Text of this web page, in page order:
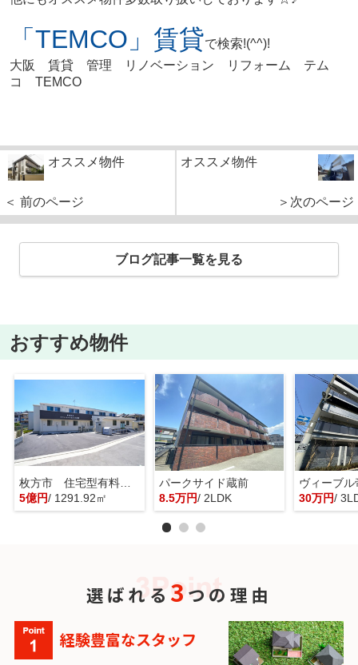
「TEMCO」賃貸で検索!(^^)!
大阪 賃貸 管理 リノベーション リフォーム テム
コ TEMCO
オススメ物件
＜ 前のページ
オススメ物件
＞次のページ
ブログ記事一覧を見る
おすすめ物件
枚方市 住宅型有料老人ホーム 一棟貸し
5億円/ 1291.92㎡
パークサイド蔵前
8.5万円/ 2LDK
ヴィーブル
30万円/
選ばれる 3 つの理由
経験豊富なスタッフ